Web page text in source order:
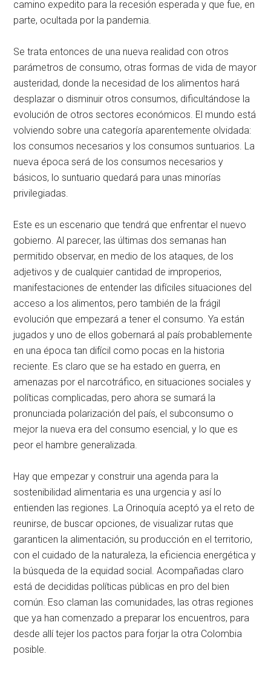
camino expedito para la recesión esperada y que fue, en
parte, ocultada por la pandemia.
Se trata entonces de una nueva realidad con otros
parámetros de consumo, otras formas de vida de mayor
austeridad, donde la necesidad de los alimentos hará
desplazar o disminuir otros consumos, dificultándose la
evolución de otros sectores económicos. El mundo está
volviendo sobre una categoría aparentemente olvidada:
los consumos necesarios y los consumos suntuarios. La
nueva época será de los consumos necesarios y
básicos, lo suntuario quedará para unas minorías
privilegiadas.
Este es un escenario que tendrá que enfrentar el nuevo
gobierno. Al parecer, las últimas dos semanas han
permitido observar, en medio de los ataques, de los
adjetivos y de cualquier cantidad de improperios,
manifestaciones de entender las difíciles situaciones del
acceso a los alimentos, pero también de la frágil
evolución que empezará a tener el consumo. Ya están
jugados y uno de ellos gobernará al país probablemente
en una época tan difícil como pocas en la historia
reciente. Es claro que se ha estado en guerra, en
amenazas por el narcotráfico, en situaciones sociales y
políticas complicadas, pero ahora se sumará la
pronunciada polarización del país, el subconsumo o
mejor la nueva era del consumo esencial, y lo que es
peor el hambre generalizada.
Hay que empezar y construir una agenda para la
sostenibilidad alimentaria es una urgencia y así lo
entienden las regiones. La Orinoquía aceptó ya el reto de
reunirse, de buscar opciones, de visualizar rutas que
garanticen la alimentación, su producción en el territorio,
con el cuidado de la naturaleza, la eficiencia energética y
la búsqueda de la equidad social. Acompañadas claro
está de decididas políticas públicas en pro del bien
común. Eso claman las comunidades, las otras regiones
que ya han comenzado a preparar los encuentros, para
desde allí tejer los pactos para forjar la otra Colombia
posible.